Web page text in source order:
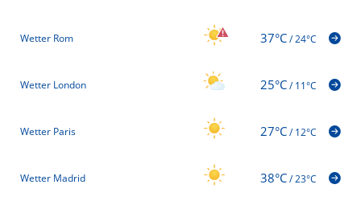
Wetter Rom 37°C/24°C
Wetter London 25°C/11°C
Wetter Paris 27°C/12°C
Wetter Madrid 38°C/23°C